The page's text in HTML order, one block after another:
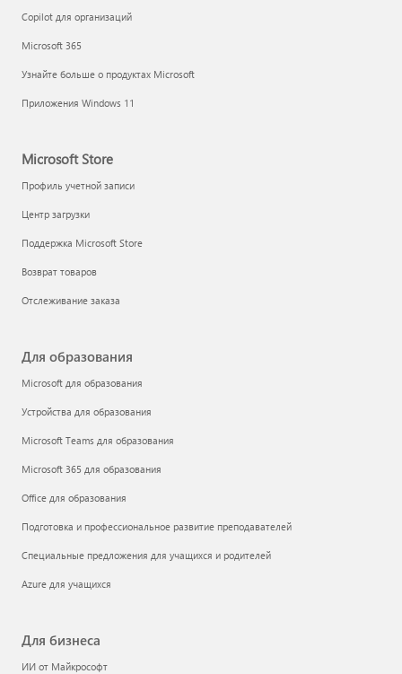
Copilot для организаций
Microsoft 365
Узнайте больше о продуктах Microsoft
Приложения Windows 11
Microsoft Store
Профиль учетной записи
Центр загрузки
Поддержка Microsoft Store
Возврат товаров
Отслеживание заказа
Для образования
Microsoft для образования
Устройства для образования
Microsoft Teams для образования
Microsoft 365 для образования
Office для образования
Подготовка и профессиональное развитие преподавателей
Специальные предложения для учащихся и родителей
Azure для учащихся
Для бизнеса
ИИ от Майкрософт